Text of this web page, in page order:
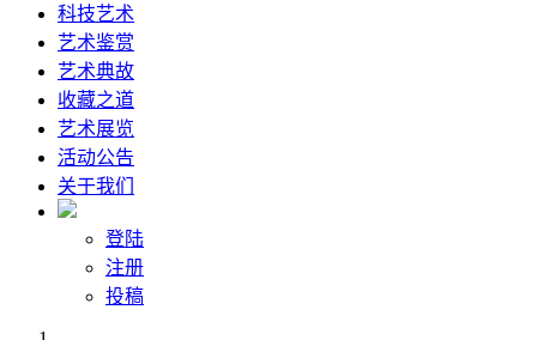
科技艺术
艺术鉴赏
艺术典故
收藏之道
艺术展览
活动公告
关于我们
登陆
注册
投稿